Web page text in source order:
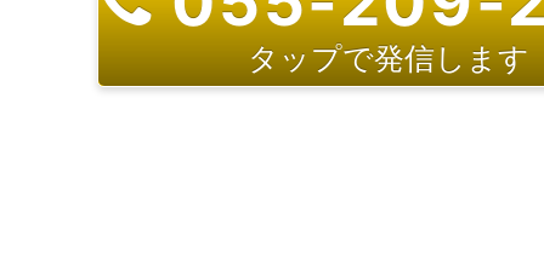
タップで発信します